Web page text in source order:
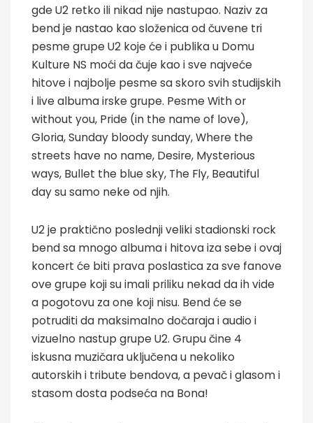
gde U2 retko ili nikad nije nastupao. Naziv za
bend je nastao kao složenica od čuvene tri
pesme grupe U2 koje će i publika u Domu
Kulture NS moći da čuje kao i sve najveće
hitove i najbolje pesme sa skoro svih studijskih
i live albuma irske grupe. Pesme With or
without you, Pride (in the name of love),
Gloria, Sunday bloody sunday, Where the
streets have no name, Desire, Mysterious
ways, Bullet the blue sky, The Fly, Beautiful
day su samo neke od njih.
U2 je praktično poslednji veliki stadionski rock
bend sa mnogo albuma i hitova iza sebe i ovaj
koncert će biti prava poslastica za sve fanove
ove grupe koji su imali priliku nekad da ih vide
a pogotovu za one koji nisu. Bend će se
potruditi da maksimalno dočaraja i audio i
vizuelno nastup grupe U2. Grupu čine 4
iskusna muzičara uključena u nekoliko
autorskih i tribute bendova, a pevač i glasom i
stasom dosta podseća na Bona!